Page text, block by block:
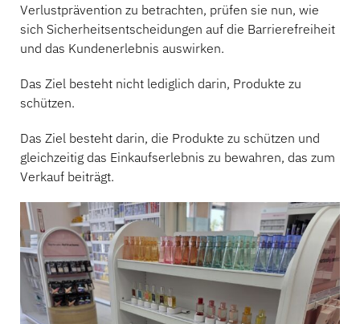
Verlustprävention zu betrachten, prüfen sie nun, wie
sich Sicherheitsentscheidungen auf die Barrierefreiheit
und das Kundenerlebnis auswirken.
Das Ziel besteht nicht lediglich darin, Produkte zu
schützen.
Das Ziel besteht darin, die Produkte zu schützen und
gleichzeitig das Einkaufserlebnis zu bewahren, das zum
Verkauf beiträgt.